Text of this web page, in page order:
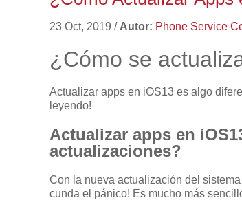
23 Oct, 2019 / Autor: Phone Service
¿Cómo se
Actualizar apps en iOS13 es algo
leyendo!
Actualizar apps en
actualizaciones?
Con la nueva actualización del
cunda el pánico! Es mucho más